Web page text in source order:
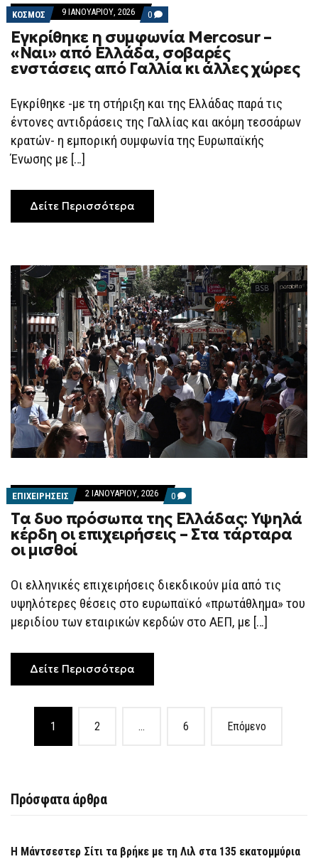
ΚΟΣΜΟΣ 9 ΙΑΝΟΥΑΡΊΟΥ, 2026 0 COMMENTS
ON
ΕΓΚΡΊΘΗΚΕ
Η
ΣΥΜΦΩΝΊΑ
MERCOSUR
ΑΠΌ
ΕΛΛΆΔΑ,
ΣΟΒΑΡΈΣ
ΕΝΣΤΆΣΕΙΣ
ΑΠΌ
Εγκρίθηκε η συμφωνία Mercosur –
«Ναι» από Ελλάδα, σοβαρές
ενστάσεις από Γαλλία κι άλλες χώρες
Εγκρίθηκε -με τη στήριξη και της Ελλάδας παρά τις
έντονες αντιδράσεις της Γαλλίας και ακόμη τεσσάρων
κρατών- η εμπορική συμφωνία της Ευρωπαϊκής
Ένωσης με […]
Δείτε Περισσότερα
ΕΠΙΧΕΙΡΗΣΕΙΣ 2 ΙΑΝΟΥΑΡΊΟΥ, 2026 0 COMMENTS
ON
ΤΑ
ΔΥΟ
ΠΡΌΣΩΠΑ
ΚΈΡΔΗ
ΟΙ
ΕΠΙΧΕΙΡΉΣΕΙΣ
ΣΤΑ
Τα δυο πρόσωπα της Ελλάδας: Υψηλά
κέρδη οι επιχειρήσεις – Στα τάρταρα
οι μισθοί
Οι ελληνικές επιχειρήσεις διεκδικούν μία από τις
υψηλότερες θέσεις στο ευρωπαϊκό «πρωτάθλημα» του
μεριδίου των εταιρικών κερδών στο ΑΕΠ, με […]
Δείτε Περισσότερα
Posts
navigation
1 2 … 6 Επόμενο
Πρόσφατα άρθρα
Η Μάντσεστερ Σίτι τα βρήκε με τη Λιλ στα 135 εκατομμύρια